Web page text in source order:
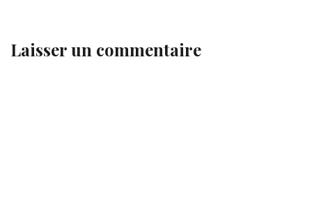
Laisser un commentaire